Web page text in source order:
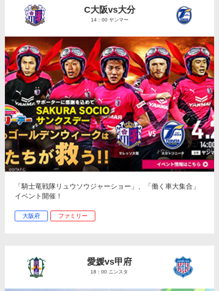
C大阪vs大分
14：00 ヤンマー
「騎士竜戦隊リュウソウジャーショー」、「働く車大集合」
イベント開催！
大阪府 ファミリー
愛媛vs甲府
18：00 ニンスタ